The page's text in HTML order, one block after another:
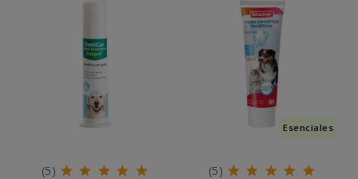
(5)
Esenciales
(5)